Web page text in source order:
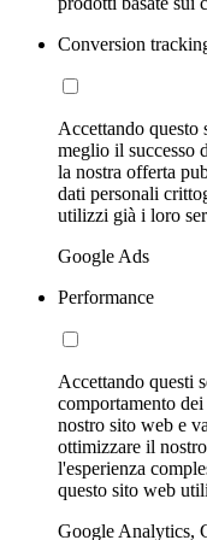
Conversion
Accettando questo
meglio il successo
la nostra offerta
dati personali
utilizzi già i loro
Google Ads
Performance
Accettando questi
comportamento
nostro sito web e
ottimizzare il
l'esperienza
questo sito web
Google Analytics,